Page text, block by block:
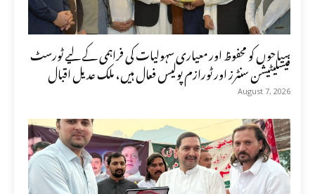
سیاحوں کو محفوظ اور معیاری سہولیات کی فراہمی کے لیے ٹورسٹ
فیسلیٹیشن سنٹرز اور ٹورازم پولیس فعال ہیں، ملک عدیل اقبال
August 7, 2026